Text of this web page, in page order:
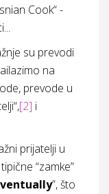
Cook“ -
su prevodi
na
prevode u
[2] i
prijatelji u
“zamke”
”, što